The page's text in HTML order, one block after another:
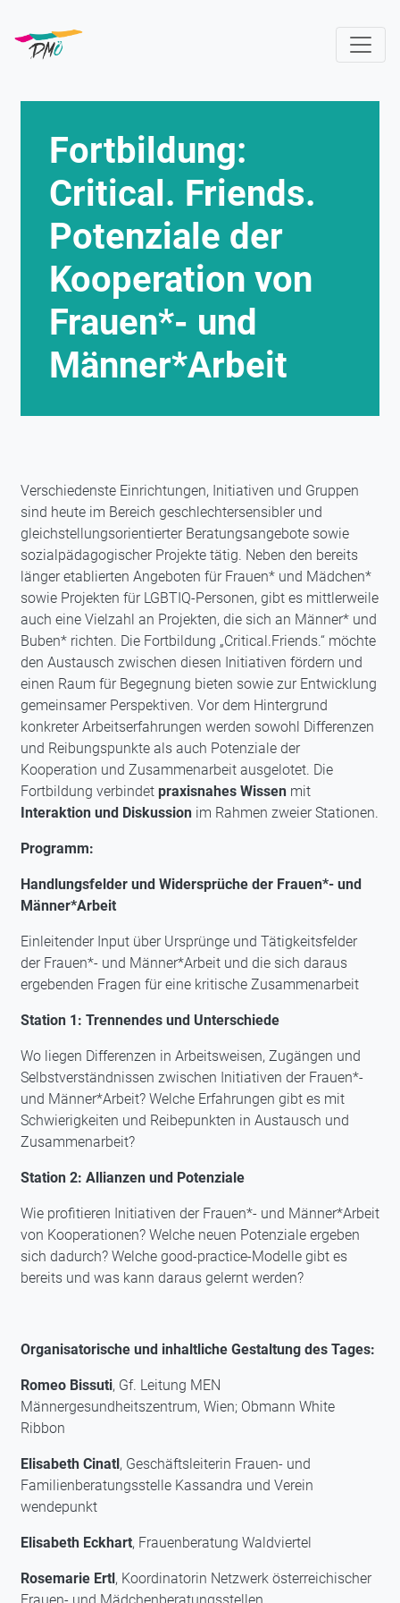
zum
Inhalt
Fortbildung:
Critical. Friends.
Potenziale der
Kooperation von
Frauen*- und
Männer*Arbeit
Verschiedenste Einrichtungen, Initiativen und Gruppen
sind heute im Bereich geschlechtersensibler und
gleichstellungsorientierter Beratungsangebote sowie
sozialpädagogischer Projekte tätig. Neben den bereits
länger etablierten Angeboten für Frauen* und Mädchen*
sowie Projekten für LGBTIQ-Personen, gibt es mittlerweile
auch eine Vielzahl an Projekten, die sich an Männer* und
Buben* richten. Die Fortbildung „Critical.Friends.“ möchte
den Austausch zwischen diesen Initiativen fördern und
einen Raum für Begegnung bieten sowie zur Entwicklung
gemeinsamer Perspektiven. Vor dem Hintergrund
konkreter Arbeitserfahrungen werden sowohl Differenzen
und Reibungspunkte als auch Potenziale der
Kooperation und Zusammenarbeit ausgelotet. Die
Fortbildung verbindet praxisnahes Wissen mit
Interaktion und Diskussion im Rahmen zweier Stationen.
Programm:
Handlungsfelder und Widersprüche der Frauen*- und
Männer*Arbeit
Einleitender Input über Ursprünge und Tätigkeitsfelder
der Frauen*- und Männer*Arbeit und die sich daraus
ergebenden Fragen für eine kritische Zusammenarbeit
Station 1: Trennendes und Unterschiede
Wo liegen Differenzen in Arbeitsweisen, Zugängen und
Selbstverständnissen zwischen Initiativen der Frauen*-
und Männer*Arbeit? Welche Erfahrungen gibt es mit
Schwierigkeiten und Reibepunkten in Austausch und
Zusammenarbeit?
Station 2: Allianzen und Potenziale
Wie profitieren Initiativen der Frauen*- und Männer*Arbeit
von Kooperationen? Welche neuen Potenziale ergeben
sich dadurch? Welche good-practice-Modelle gibt es
bereits und was kann daraus gelernt werden?
Organisatorische und inhaltliche Gestaltung des Tages:
Romeo Bissuti, Gf. Leitung MEN
Männergesundheitszentrum, Wien; Obmann White
Ribbon
Elisabeth Cinatl , Geschäftsleiterin Frauen- und
Familienberatungsstelle Kassandra und Verein
wendepunkt
Elisabeth Eckhart, Frauenberatung Waldviertel
Rosemarie Ertl , Koordinatorin Netzwerk österreichischer